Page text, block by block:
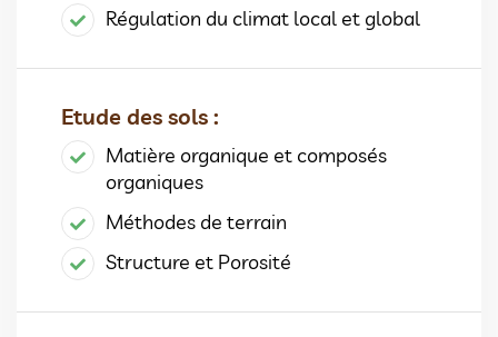
Régulation du climat local et global
Etude des sols :
Matière organique et composés
organiques
Méthodes de terrain
Structure et Porosité